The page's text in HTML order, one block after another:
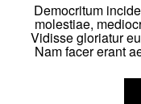
Democritum
molestiae,
Vidisse gloriatur
Nam facer erant